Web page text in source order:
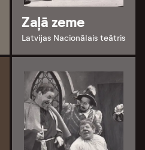
Zaļā zeme
Latvijas Nacionālais teātris